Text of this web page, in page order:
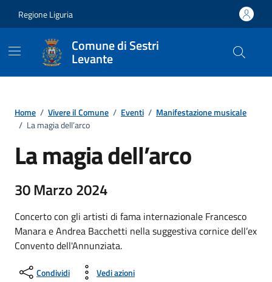
Regione Liguria
Comune di Sestri
Levante
Home / Vivere il Comune / Eventi / Manifestazione musicale
/ La magia dell’arco
La magia dell’arco
30 Marzo 2024
Concerto con gli artisti di fama internazionale Francesco
Manara e Andrea Bacchetti nella suggestiva cornice dell’ex
Convento dell'Annunziata.
Condividi Vedi azioni